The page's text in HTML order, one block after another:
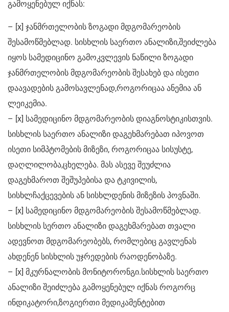
გამოყენებულ იქნას:
– [x] ჯანმრთელობის ზოგადი მდგომარეობის
შესამოწმებლად. სისხლის საერთო ანალიზი,შეიძლება
იყოს სამედიცინო გამოკვლევის ნაწილი ზოგადი
ჯანმრთელობის მდგომარეობის შესახებ და ისეთი
დაავადების გამოსავლენად,როგორიცაა ანემია ან
ლეიკემია.
– [x] სამედიცინო მდგომარეობის დიაგნოსტიკისთვის.
სისხლის საერთო ანალიზი დაგეხმარებათ იპოვოთ
ისეთი სიმპტომების მიზეზი, როგორიცაა სისუსტე,
დაღლილობა,ცხელება. მას ასევე შეუძლია
დაგეხმაროთ შეშუპებისა და ტკივილის,
სისხლჩაქცევების ან სისხლდენის მიზეზის პოვნაში.
– [x] სამედიცინო მდგომარეობის შესამოწმებლად.
სისხლის სერთო ანალიზი დაგეხმარებათ თვალი
ადევნოთ მდგომარეობებს, რომლებიც გავლენას
ახდენენ სისხლის უჯრედების რაოდენობაზე.
– [x] მკურნალობის მონიტორონგი.სისხლის საერთო
ანალიზი შეიძლება გამოყენებულ იქნას როგორც
ინდიკატორი,ზოგიერთი მედიკამენტებით